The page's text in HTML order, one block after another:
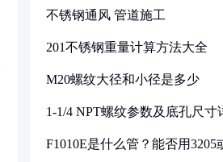
不锈钢通风 管道施工
201不锈钢重量计算方法大全
M20螺纹大径和小径是多少
1-1/4 NPT螺纹参数及底孔尺寸
F1010E是什么管？能否用3205